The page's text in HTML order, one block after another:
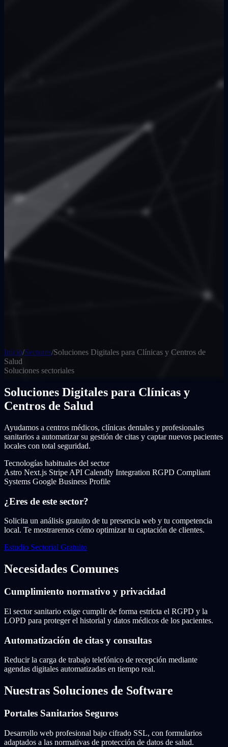
Inicio/Sectores/Soluciones Digitales para Clínicas y Centros de
Salud
Soluciones sectoriales
Soluciones Digitales para Clínicas y
Centros de Salud
Ayudamos a centros médicos, clínicas dentales y profesionales
sanitarios a automatizar su gestión de citas y captar nuevos pacientes
locales con total seguridad.
Tecnologías habituales del sector
Astro Next.js Stripe API Calendly Integration RGPD Compliant
Systems Google Business Profile
¿Eres de este sector?
Solicita un análisis gratuito de tu presencia web y tu competencia
local. Te mostraremos cómo optimizar tu captación de clientes.
Estudio Sectorial Gratuito
Necesidades Comunes
Cumplimiento normativo y privacidad
El sector sanitario exige cumplir de forma estricta el RGPD y la
LOPD para proteger el historial y datos médicos de los pacientes.
Automatización de citas y consultas
Reducir la carga de trabajo telefónico de recepción mediante
agendas digitales automatizadas en tiempo real.
Nuestras Soluciones de Software
Portales Sanitarios Seguros
Desarrollo web profesional bajo cifrado SSL, con formularios
adaptados a las normativas de protección de datos de salud.